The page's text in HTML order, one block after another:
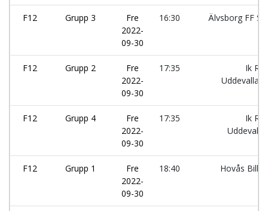
F12 Grupp 3
Fre
2022-
09-30
16:30 Älvsborg FF
F12 Grupp 2
Fre
2022-
09-30
17:35
Ik
F12 Grupp 4
Fre
2022-
09-30
17:35
Ik
F12 Grupp 1
Fre
2022-
09-30
18:40 Hovås